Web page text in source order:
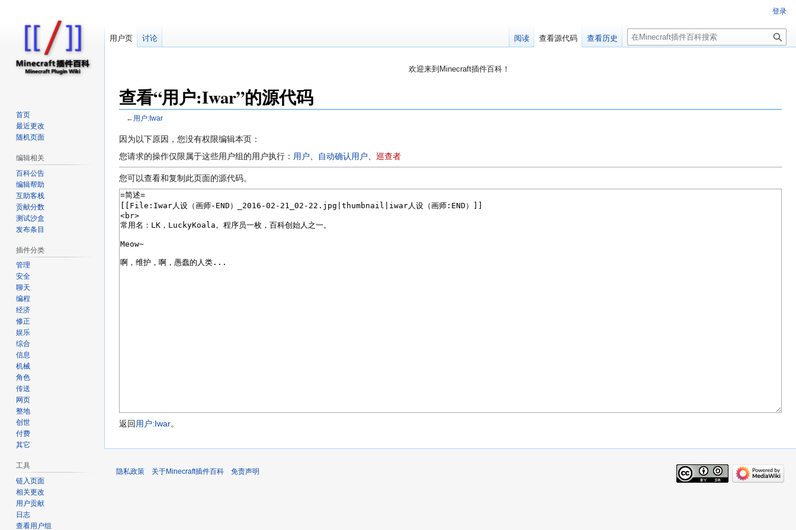
欢迎来到Minecraft插件百科！
查看“用户:Iwar”的源代码
← 用户:Iwar
跳
转
导
航
跳
转
搜
索
因为以下原因，您没有权限编辑本页：
您请求的操作仅限属于这些用户组的用户执行： 用户 自动确认用户 巡查者
您可以查看和复制此页面的源代码。
返回用户:Iwar。
登录
用户页 讨论 阅读 查看源代码 查看历史
搜
索
首页
最近更改
随机页面
编辑相关
百科公告
编辑帮助
互助客栈
贡献分数
测试沙盒
发布条目
插件分类
管理
安全
聊天
编程
经济
修正
娱乐
综合
信息
机械
角色
传送
网页
整地
创世
付费
其它
工具
链入页面
相关更改
用户贡献
日志
查看用户组
隐私政策 关于Minecraft插件百科 免责声明